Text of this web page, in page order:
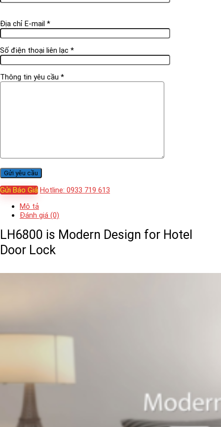
Địa chỉ E-mail *
Số điện thoại liên lạc *
Thông tin yêu cầu *
Gửi Báo Giá Hotline: 0933 719 613
Mô tả
Đánh giá (0)
LH6800 is Modern Design for Hotel
Door Lock